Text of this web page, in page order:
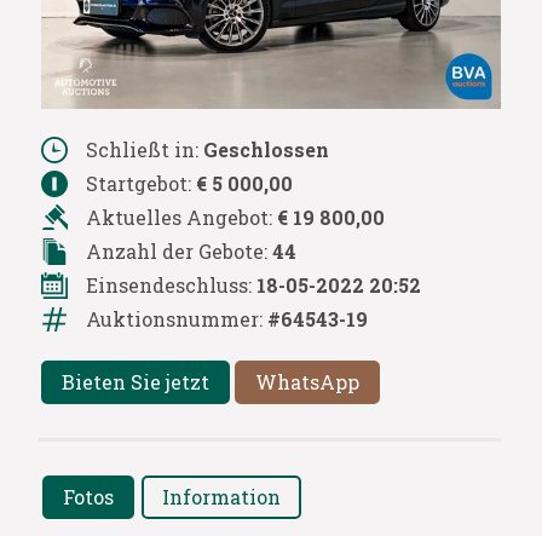
Schließt in: Geschlossen
Startgebot: € 5 000,00
Aktuelles Angebot: € 19 800,00
Anzahl der Gebote:44
Einsendeschluss: 18-05-2022 20:52
Auktionsnummer: #64543-19
Bieten Sie jetzt WhatsApp
Fotos Information